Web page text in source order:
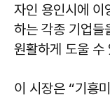
자인 용인시에 이
하는 각종 기업들
원활하게 도울 수
이 시장은 “기흥